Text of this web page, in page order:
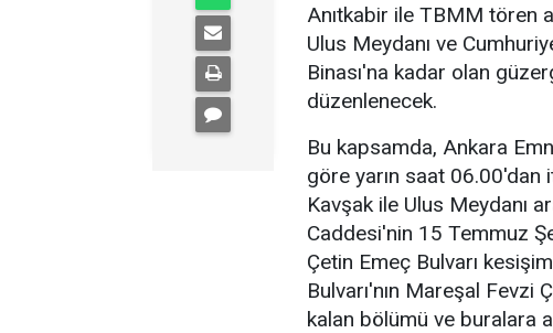
Anıtkabir ile TBMM tören
Ulus Meydanı ve
Binası'na kadar olan
düzenlenecek.
Bu kapsamda, Ankara
göre yarın saat 06.00'dan
Kavşak ile Ulus Meydanı
Caddesi'nin 15 Temmuz
Çetin Emeç Bulvarı
Bulvarı'nın Mareşal Fevzi
kalan bölümü ve buralara